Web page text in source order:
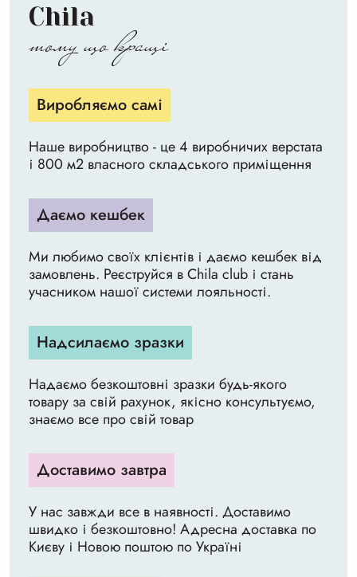
Chila
тому що кращі
Виробляємо самі
Наше виробництво - це 4 виробничих верстата
і 800 м2 власного складського приміщення
Даємо кешбек
Ми любимо своїх клієнтів і даємо кешбек від
замовлень. Реєструйся в Chila club і стань
учасником нашої системи лояльності.
Надсилаємо зразки
Надаємо безкоштовні зразки будь-якого
товару за свій рахунок, якісно консультуємо,
знаємо все про свій товар
Доставимо завтра
У нас завжди все в наявності. Доставимо
швидко і безкоштовно! Адресна доставка по
Києву і Новою поштою по Україні